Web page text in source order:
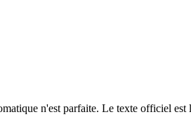
n'est parfaite. Le texte officiel